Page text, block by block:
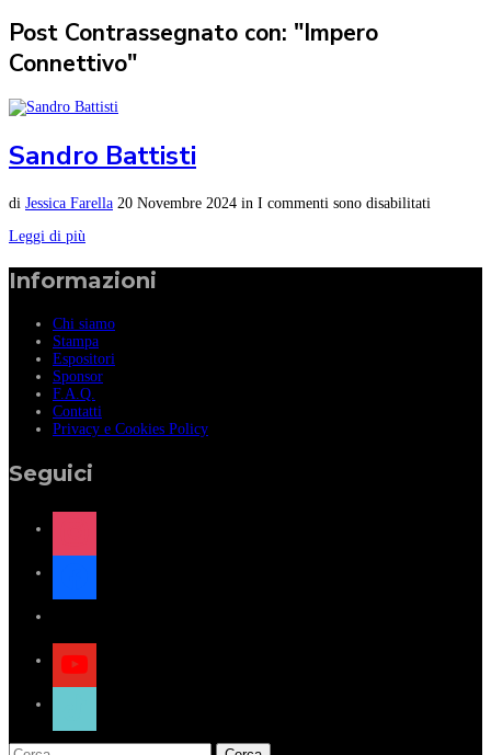
Post Contrassegnato con: "Impero
Connettivo"
Sandro Battisti
di Jessica Farella 20 Novembre 2024 in I commenti sono disabilitati
Leggi di più
Informazioni
Chi siamo
Stampa
Espositori
Sponsor
F.A.Q.
Contatti
Privacy e Cookies Policy
Seguici
instagram
facebook
x
youtube
tiktok
Ricerca